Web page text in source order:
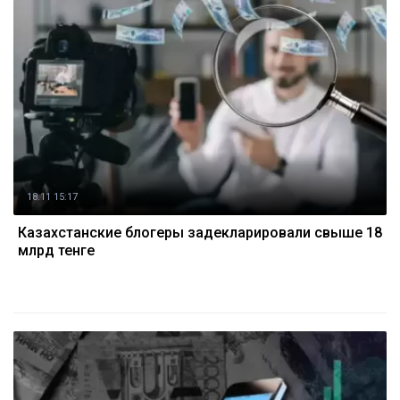
18.11 15:17
Казахстанские блогеры задекларировали свыше 18
млрд тенге